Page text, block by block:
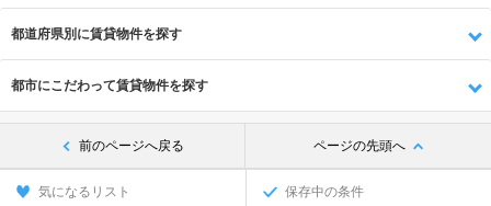
都道府県別に賃貸物件を探す
都市にこだわって賃貸物件を探す
前のページへ戻る ページの先頭へ
気になるリスト 保存中の条件